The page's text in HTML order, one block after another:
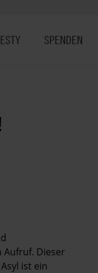
SPENDEN
Dieser
ist ein